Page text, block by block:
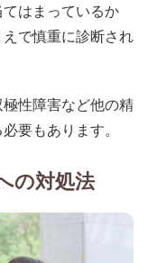
はまっているか
で慎重に診断され
性障害など他の精
要もあります。
の対処法